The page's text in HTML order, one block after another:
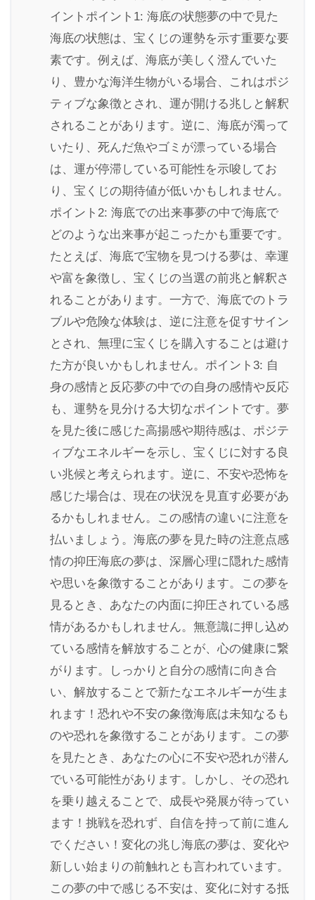
イントポイント1: 海底の状態夢の中で見た
海底の状態は、宝くじの運勢を示す重要な要
素です。例えば、海底が美しく澄んでいた
り、豊かな海洋生物がいる場合、これはポジ
ティブな象徴とされ、運が開ける兆しと解釈
されることがあります。逆に、海底が濁って
いたり、死んだ魚やゴミが漂っている場合
は、運が停滞している可能性を示唆してお
り、宝くじの期待値が低いかもしれません。
ポイント2: 海底での出来事夢の中で海底で
どのような出来事が起こったかも重要です。
たとえば、海底で宝物を見つける夢は、幸運
や富を象徴し、宝くじの当選の前兆と解釈さ
れることがあります。一方で、海底でのトラ
ブルや危険な体験は、逆に注意を促すサイン
とされ、無理に宝くじを購入することは避け
た方が良いかもしれません。ポイント3: 自
身の感情と反応夢の中での自身の感情や反応
も、運勢を見分ける大切なポイントです。夢
を見た後に感じた高揚感や期待感は、ポジテ
ィブなエネルギーを示し、宝くじに対する良
い兆候と考えられます。逆に、不安や恐怖を
感じた場合は、現在の状況を見直す必要があ
るかもしれません。この感情の違いに注意を
払いましょう。海底の夢を見た時の注意点感
情の抑圧海底の夢は、深層心理に隠れた感情
や思いを象徴することがあります。この夢を
見るとき、あなたの内面に抑圧されている感
情があるかもしれません。無意識に押し込め
ている感情を解放することが、心の健康に繋
がります。しっかりと自分の感情に向き合
い、解放することで新たなエネルギーが生ま
れます！恐れや不安の象徴海底は未知なるも
のや恐れを象徴することがあります。この夢
を見たとき、あなたの心に不安や恐れが潜ん
でいる可能性があります。しかし、その恐れ
を乗り越えることで、成長や発展が待ってい
ます！挑戦を恐れず、自信を持って前に進ん
でください！変化の兆し海底の夢は、変化や
新しい始まりの前触れとも言われています。
この夢の中で感じる不安は、変化に対する抵